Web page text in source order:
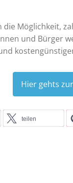
Möglichkeit,
und Bürger
Hier gehts
teilen